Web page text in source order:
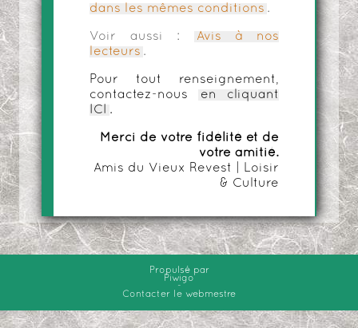
dans les mêmes conditions .
Voir aussi :
Avis à nos
lecteurs .
Pour tout renseignement,
contactez-nous
en cliquant
ICI
.
Merci de votre fidélité et de
votre amitié.
Amis du Vieux Revest | Loisir
& Culture
Propulsé par
Piwigo
-
Contacter le webmestre